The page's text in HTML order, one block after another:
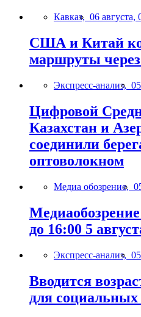
Кавказ, 06 августа,
США и Китай
маршруты
Экспресс-анализ,
Цифровой
Казахстан и
соединили
оптоволокном
Медиа обозрение,
до 16:00 5
Экспресс-анализ,
Вводится
для социальных